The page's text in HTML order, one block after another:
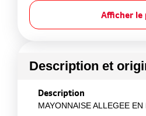
Afficher le
Description et
Description
MAYONNAISE ALLEGEE